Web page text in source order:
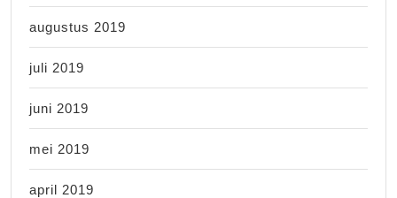
augustus 2019
juli 2019
juni 2019
mei 2019
april 2019